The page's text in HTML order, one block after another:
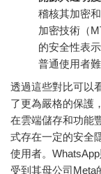
稽核其加密
加密技術（
的安全性表
普通使用者
透過這些對比可以
了更為嚴格的保護
在雲端儲存和功能
式存在一定的安全
使用者。
受到其母公司Meta